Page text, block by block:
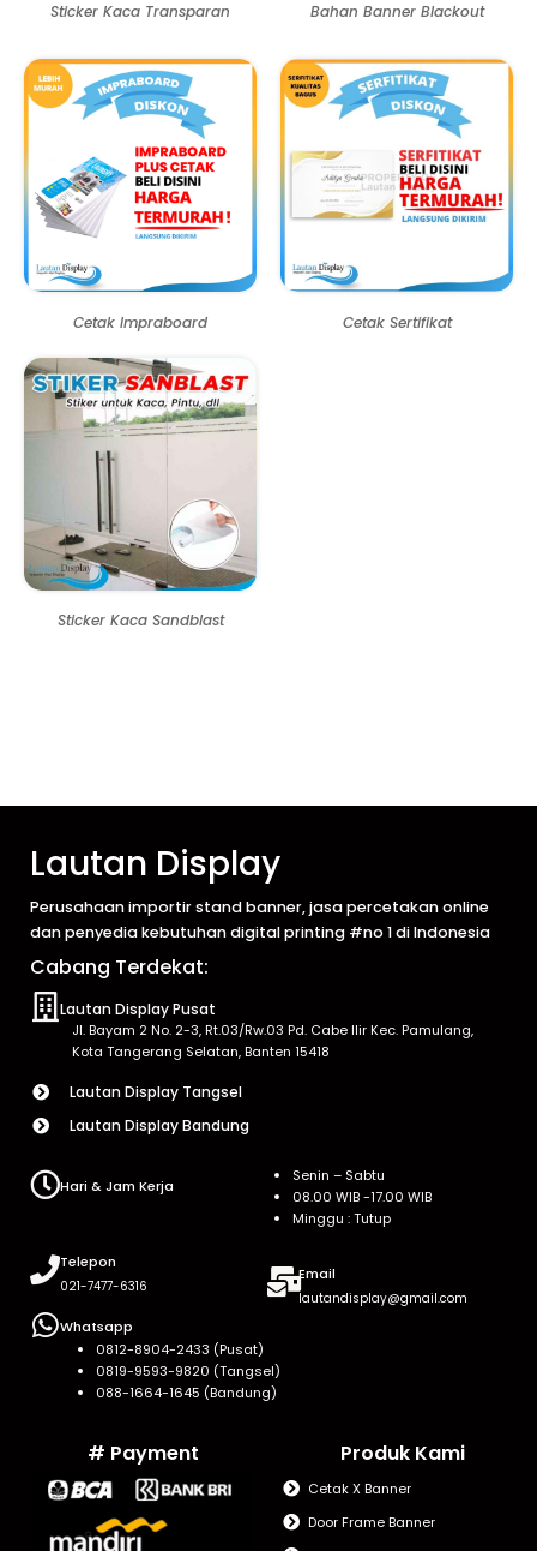
Sticker Kaca Transparan Bahan Banner Blackout
Cetak Impraboard Cetak Sertifikat
Sticker Kaca Sandblast
Lautan Display
Perusahaan importir stand banner, jasa percetakan online
dan penyedia kebutuhan digital printing #no 1 di Indonesia
Cabang Terdekat:
Lautan Display Pusat
Jl. Bayam 2 No. 2-3, Rt.03/Rw.03 Pd. Cabe Ilir Kec. Pamulang,
Kota Tangerang Selatan, Banten 15418
Lautan Display Tangsel
Lautan Display Bandung
Hari & Jam Kerja
Senin – Sabtu
08.00 WIB -17.00 WIB
Minggu : Tutup
Telepon
021-7477-6316
Email
lautandisplay@gmail.com
Whatsapp
0812-8904-2433 (Pusat)
0819-9593-9820 (Tangsel)
088-1664-1645 (Bandung)
# Payment Produk Kami
Cetak X Banner
Door Frame Banner